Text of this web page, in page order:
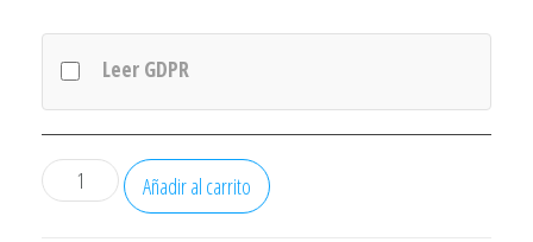
Leer GDPR
Almohadilla
Orbegozo
Añadir al carrito